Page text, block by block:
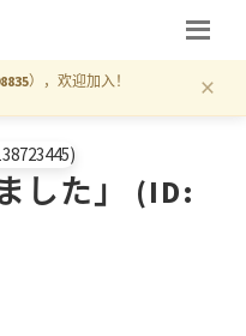
），欢迎加入！ ×
した」 (ID: